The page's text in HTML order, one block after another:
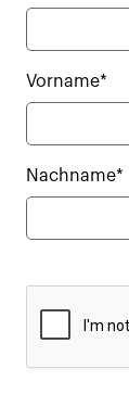
Vorname*
Nachname*